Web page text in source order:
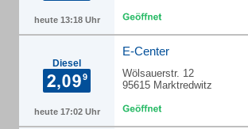
heute 13:18 Uhr
Diesel
heute 17:02 Uhr
E-Center
Wölsauerstr. 12
95615 Marktredwitz